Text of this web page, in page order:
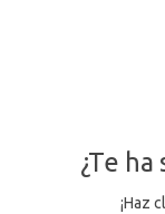
¿Te
¡Haz